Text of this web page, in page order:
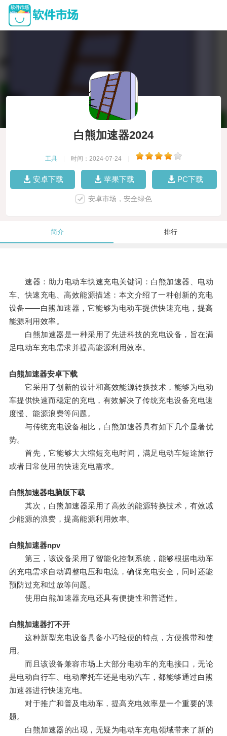
白熊加速器2024
工具 时间：2024-07-24
安卓下载 苹果下载 PC下载
安卓市场，安全绿色
简介 排行
速器：助力电动车快速充电关键词：白熊加速器、电动
车、快速充电、高效能源描述：本文介绍了一种创新的充电
设备——白熊加速器，它能够为电动车提供快速充电，提高
能源利用效率。
白熊加速器是一种采用了先进科技的充电设备，旨在满
足电动车充电需求并提高能源利用效率。
白熊加速器安卓下载
它采用了创新的设计和高效能源转换技术，能够为电动
车提供快速而稳定的充电，有效解决了传统充电设备充电速
度慢、能源浪费等问题。
与传统充电设备相比，白熊加速器具有如下几个显著优
势。
首先，它能够大大缩短充电时间，满足电动车短途旅行
或者日常使用的快速充电需求。
白熊加速器电脑版下载
其次，白熊加速器采用了高效的能源转换技术，有效减
少能源的浪费，提高能源利用效率。
白熊加速器npv
第三，该设备采用了智能化控制系统，能够根据电动车
的充电需求自动调整电压和电流，确保充电安全，同时还能
预防过充和过放等问题。
使用白熊加速器充电还具有便捷性和普适性。
白熊加速器打不开
这种新型充电设备具备小巧轻便的特点，方便携带和使
用。
而且该设备兼容市场上大部分电动车的充电接口，无论
是电动自行车、电动摩托车还是电动汽车，都能够通过白熊
加速器进行快速充电。
对于推广和普及电动车，提高充电效率是一个重要的课
题。
白熊加速器的出现，无疑为电动车充电领域带来了新的